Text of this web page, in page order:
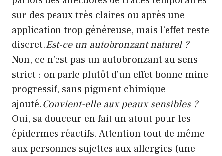
sur des peaux très claires ou après une
application trop généreuse, mais l’effet reste
discret.Est-ce un autobronzant naturel ?
Non, ce n’est pas un autobronzant au sens
strict : on parle plutôt d’un effet bonne mine
progressif, sans pigment chimique
ajouté.Convient-elle aux peaux sensibles ?
Oui, sa douceur en fait un atout pour les
épidermes réactifs. Attention tout de même
aux personnes sujettes aux allergies (une